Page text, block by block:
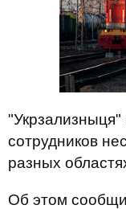
"Укрзализныця"
сотрудников
разных
Об этом